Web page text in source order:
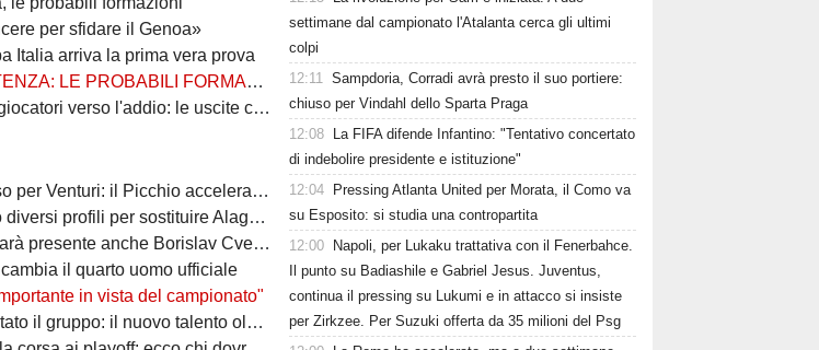
per sfidare il Genoa»
Italia arriva la prima vera prova
LE PROBABILI FORMAZIONI
le uscite che possono sbloccare il mercato
Picchio accelera per il difensore del Venezia
profili per sostituire Alagna"
anche Borislav Cvetković
il quarto uomo ufficiale
in vista del campionato"
olandese può essere l'arma in più del Picchio
settimane dal campionato l'Atalanta cerca gli ultimi
colpi
12:11 Sampdoria, Corradi avrà presto il suo portiere:
chiuso per Vindahl dello Sparta Praga
12:08
La FIFA difende Infantino: "Tentativo concertato
di indebolire presidente e istituzione"
12:04
Pressing Atlanta United per Morata, il Como va
su Esposito: si studia una contropartita
12:00
Napoli, per Lukaku trattativa con il Fenerbahce.
Il punto su Badiashile e Gabriel Jesus. Juventus,
continua il pressing su Lukumi e in attacco si insiste
per Zirkzee. Per Suzuki offerta da 35 milioni del Psg